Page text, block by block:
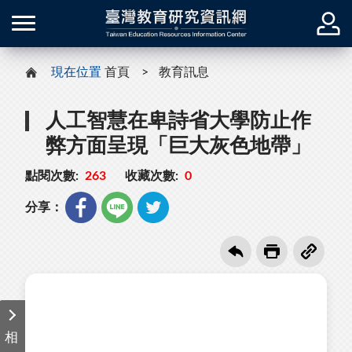
現在位置 首頁 教育訊息
人工智慧在卑詩省大學防止作
弊方面呈現「巨大灰色地帶」
點閱次數: 263 收藏次數: 0
分享：
相